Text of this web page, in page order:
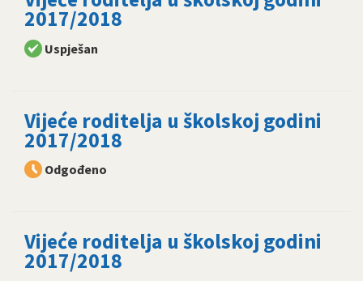
2017/2018
Uspješan
Vijeće roditelja u školskoj godini
2017/2018
Odgođeno
Vijeće roditelja u školskoj godini
2017/2018